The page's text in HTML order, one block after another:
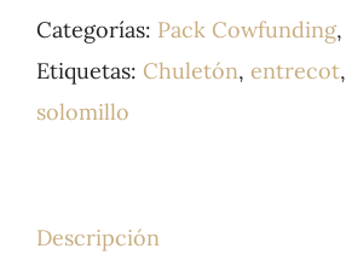
Categorías: Pack Cowfunding,
Etiquetas: Chuletón, entrecot,
solomillo
Descripción